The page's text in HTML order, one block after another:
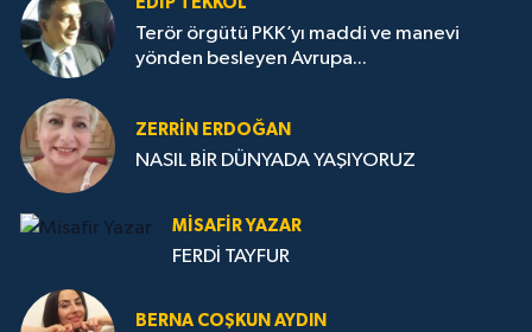
Terör örgütü PKK’yı maddi ve manevi
yönden besleyen Avrupa...
ZERRIN ERDOĞAN
NASIL BİR DÜNYADA YAŞIYORUZ
MISAFIR YAZAR
FERDİ TAYFUR
BERNA COŞKUN AYDIN